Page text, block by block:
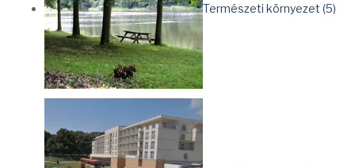
Természeti környezet (5)